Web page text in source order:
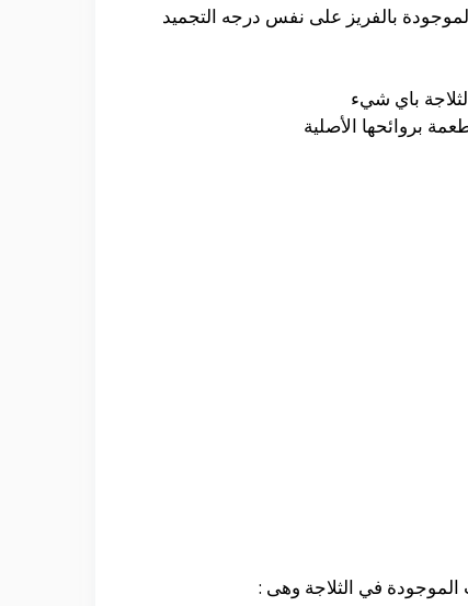
بالفريز على نفس درجه التجميد
باي شيء
بروائحها الأصلية
الموجودة في الثلاجة وهى :